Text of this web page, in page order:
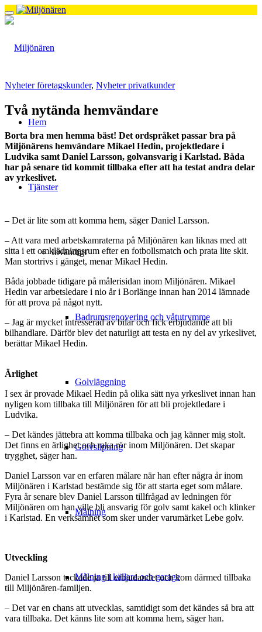
Hem
Tjänster
Invändigt
Badrumsrenovering och våtutrymme
Golvläggning
Golvslipning
Målning
Målning i källare och garage
Nyheter företagskunder, Nyheter privatkunder
Två nytända hemvändare
Borta bra men hemma bäst! Det ordspråket passar bra på
Miljönärens hemvändare Mikael Hedin, projektledare i
Ludvika samt Daniel Larsson, golvansvarig i Karlstad. Båda
har på senare tid kommit tillbaka efter att ha testat andra delar
av yrkeslivet.
– Det är lite som att komma hem, säger Daniel Larsson.
– Att vara med arbetskamraterna på Miljönären kan liknas med att
sitta i ett omklädningsrum efter en fotbollsmatch och prata lite skit.
Man stortrivs i gänget, menar Mikael Hedin.
Båda jobbade tidigare på målerisidan inom Miljönären. Mikael
Hedin var arbetsledare i nio år i Borlänge innan han 2014 lämnade
för att prova på något nytt.
– Jag är mycket intresserad av bilar och fick erbjudande att bli
bilhandlare. Därför blev det naturligt att testa en ny del av yrkeslivet,
berättar Mikael Hedin.
Ärlighet
I sex år provade Mikael Hedin på olika sätt nya yrkeslivet innan han
nyligen kom tillbaka till Miljönären för att bli projektledare i
Ludvika.
– Det kändes jättebra att komma tillbaka och jag känner mig stolt.
Det finns en ärlighet och raka rör inom Miljönären. Det skapar
trygghet, säger han.
Daniel Larsson var en erfaren målare när han efter några år inom
Miljönären i Karlstad bestämde sig för att starta eget som målare.
Fyra år senare blev Daniel Larsson tillfrågad av ledningen för
Miljönären om han ville bli ansvarig för golv samt kakel och klinker
i Karlstad. En verksamhet som sker under varumärket Lebe golv.
Utveckling
Daniel Larsson tackade ja till erbjudandet och kom därmed tillbaka
till Miljönären-familjen.
– Det var en chans att utvecklas, samtidigt som det kändes så bra att
vara tillbaka. Det känns lite som att komma hem, säger han.